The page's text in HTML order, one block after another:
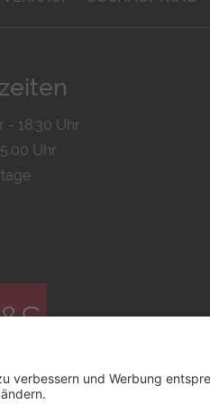
- 18:30 Uhr
Uhr
GmbH / Watchandco GmbH